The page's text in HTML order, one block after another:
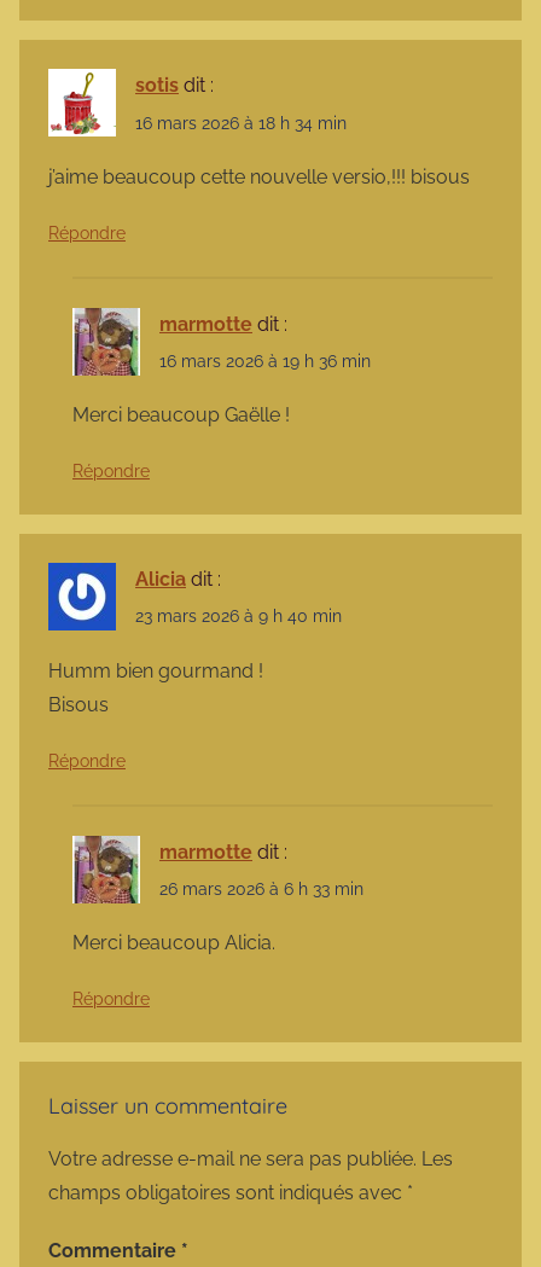
sotis dit :
16 mars 2026 à 18 h 34 min
j’aime beaucoup cette nouvelle versio,!!! bisous
Répondre
marmotte dit :
16 mars 2026 à 19 h 36 min
Merci beaucoup Gaëlle !
Répondre
Alicia dit :
23 mars 2026 à 9 h 40 min
Humm bien gourmand !
Bisous
Répondre
marmotte dit :
26 mars 2026 à 6 h 33 min
Merci beaucoup Alicia.
Répondre
Laisser un commentaire
Votre adresse e-mail ne sera pas publiée. Les
champs obligatoires sont indiqués avec *
Commentaire *